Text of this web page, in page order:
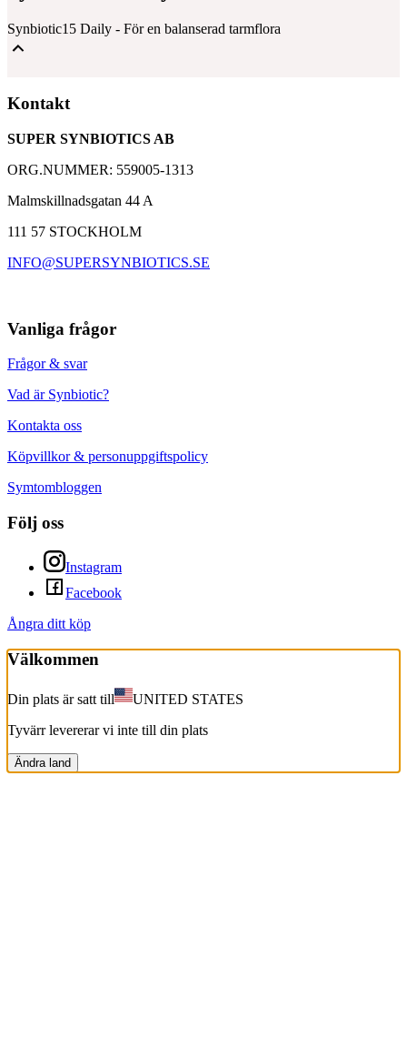
Synbiotic15 Daily - För en balanserad tarmflora
Baserad på 25 års forskning med Synbiotic 2000
Kontakt
SUPER SYNBIOTICS AB
ORG.NUMMER: 559005-1313
Malmskillnadsgatan 44 A
111 57 STOCKHOLM
INFO@SUPERSYNBIOTICS.SE
Vanliga frågor
Frågor & svar
Vad är Synbiotic?
Kontakta oss
Köpvillkor & personuppgiftspolicy
Symtombloggen
Följ oss
Instagram
Facebook
Ångra ditt köp
Välkommen
Din plats är satt till
UNITED STATES
Tyvärr levererar vi inte till din plats
Ändra land